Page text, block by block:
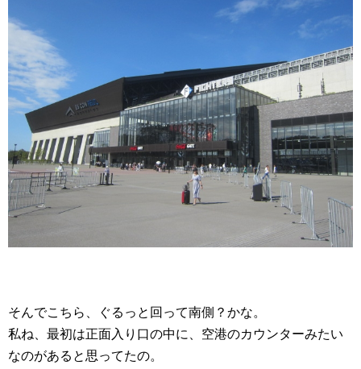
そんでこちら、ぐるっと回って南側？かな。
私ね、最初は正面入り口の中に、空港のカウンターみたい
なのがあると思ってたの。